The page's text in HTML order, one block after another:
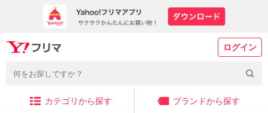
ログイン
カテゴリから探す ブランドから探す